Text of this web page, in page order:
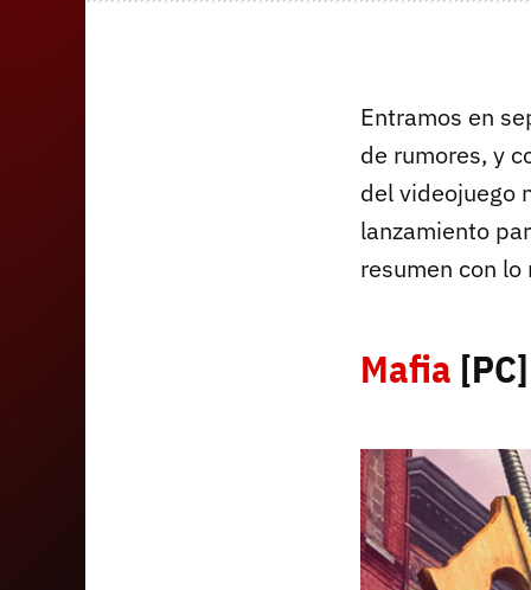
Entramos en
de rumores, y
del videojuego
lanzamiento
resumen con
Mafia [PC]